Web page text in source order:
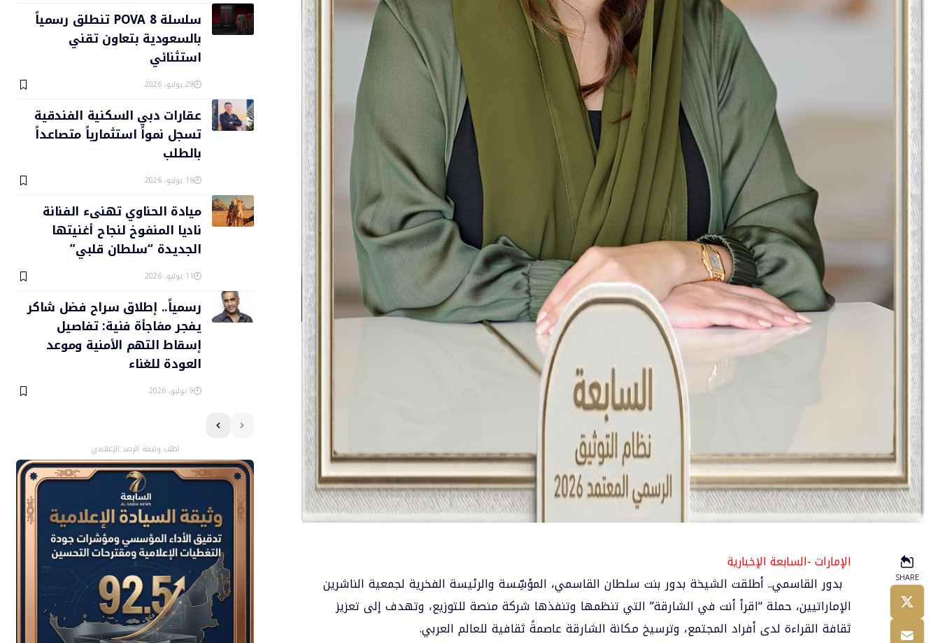
SHARE
الإمارات -السابعة الإخبارية
بدور القاسمي.. أطلقت الشيخة بدور بنت سلطان القاسمي، المؤسِّسة والرئيسة الفخرية لجمعية الناشرين
الإماراتيين، حملة “اقرأ أنت في الشارقة” التي تنظمها وتنفذها شركة منصة للتوزيع، وتهدف إلى تعزيز
ثقافة القراءة لدى أفراد المجتمع، وترسيخ مكانة الشارقة عاصمةً ثقافية للعالم العربي.
سلسلة POVA 8 تنطلق رسمياً
بالسعودية بتعاون تقني
استثنائي
29 يوليو، 2026
عقارات دبي السكنية الفندقية
تسجل نمواً استثمارياً متصاعداً
بالطلب
16 يوليو، 2026
ميادة الحناوي تهنىء الفنانة
ناديا المنفوخ لنجاح أغنيتها
الجديدة “سلطان قلبي”
11 يوليو، 2026
رسمياً.. إطلاق سراح فضل شاكر
يفجر مفاجأة فنية: تفاصيل
إسقاط التهم الأمنية وموعد
العودة للغناء
9 يوليو، 2026
اطلب وثيقة الرصد الإعلامي